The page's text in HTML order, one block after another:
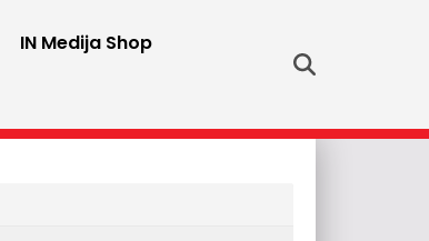
IN Medija Shop